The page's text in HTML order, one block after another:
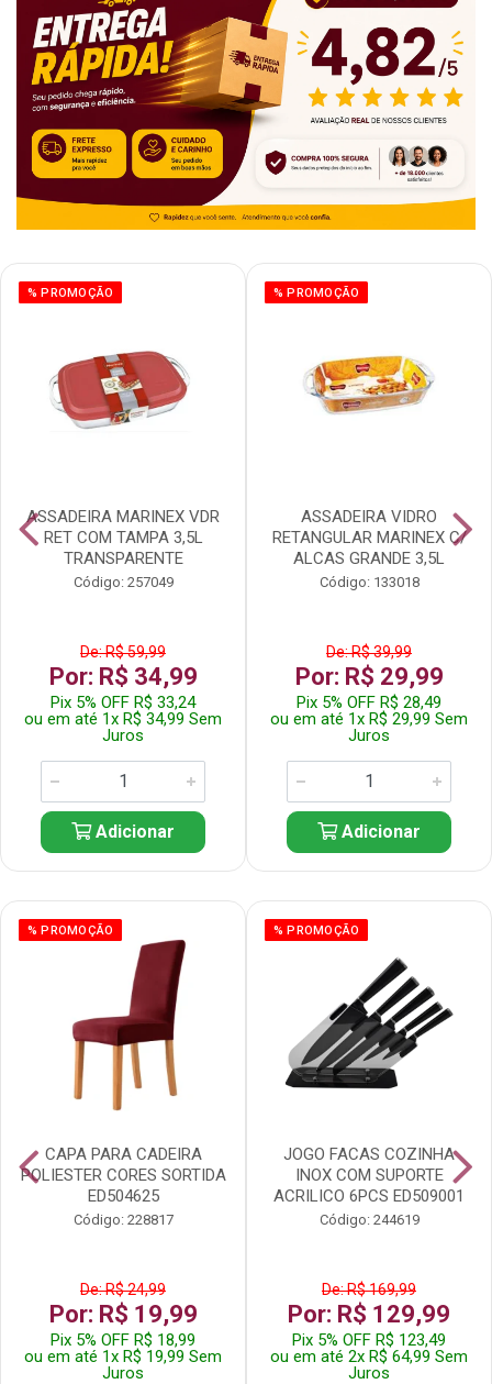
% PROMOÇÃO
ASSADEIRA MARINEX VDR
RET COM TAMPA 3,5L
TRANSPARENTE
Código: 257049
De: R$ 59,99
Por: R$ 34,99
Pix 5% OFF R$ 33,24
ou em até 1x R$ 34,99 Sem
Juros
Adicionar
% PROMOÇÃO
ASSADEIRA VIDRO
RETANGULAR MARINEX C/
ALCAS GRANDE 3,5L
Código: 133018
De: R$ 39,99
Por: R$ 29,99
Pix 5% OFF R$ 28,49
ou em até 1x R$ 29,99 Sem
Juros
Adicionar
% PROMOÇÃO
CAPA PARA CADEIRA
POLIESTER CORES SORTIDA
ED504625
Código: 228817
De: R$ 24,99
Por: R$ 19,99
Pix 5% OFF R$ 18,99
ou em até 1x R$ 19,99 Sem
Juros
% PROMOÇÃO
JOGO FACAS COZINHA
INOX COM SUPORTE
ACRILICO 6PCS ED509001
Código: 244619
De: R$ 169,99
Por: R$ 129,99
Pix 5% OFF R$ 123,49
ou em até 2x R$ 64,99 Sem
Juros